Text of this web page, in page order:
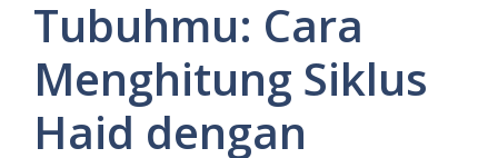
Tubuhmu: Cara
Menghitung Siklus
Haid dengan